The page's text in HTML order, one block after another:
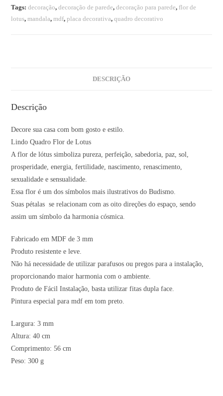
Tags:decoração,decoração de parede,decoração para parede, flor de
lotus,mandala,mdf,placa decorativa,quadro decorativo
DESCRIÇÃO
Descrição
Decore sua casa com bom gosto e estilo.
Lindo Quadro Flor de Lotus
A flor de lótus simboliza pureza, perfeição, sabedoria, paz, sol,
prosperidade, energia, fertilidade, nascimento, renascimento,
sexualidade e sensualidade.
Essa flor é um dos símbolos mais ilustrativos do Budismo.
Suas pétalas se relacionam com as oito direções do espaço, sendo
assim um símbolo da harmonia cósmica.
Fabricado em MDF de 3 mm
Produto resistente e leve.
Não há necessidade de utilizar parafusos ou pregos para a instalação,
proporcionando maior harmonia com o ambiente.
Produto de Fácil Instalação, basta utilizar fitas dupla face.
Pintura especial para mdf em tom preto.
Largura: 3 mm
Altura: 40 cm
Comprimento: 56 cm
Peso: 300 g